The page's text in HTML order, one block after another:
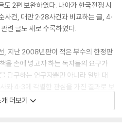
도 2편 보완하였다. 나아가 한국전쟁 시
사건, 대만 2·28사건과 비교하는 글, 4·
련 글도 새로 수록하였다.
, 지난 2008년판이 적은 부수의 한정판
을 손에 넣고자 하는 독자들의 요구가
탐구하는 연구자뿐만 아니라 일반 대
와 4·3에 각별한 관심을 가진 결과로 보
더보기